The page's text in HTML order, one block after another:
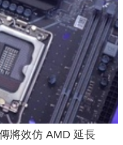
將效仿 AMD 延長